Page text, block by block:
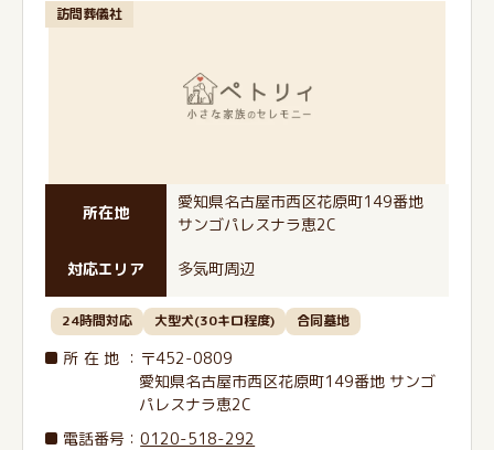
訪問葬儀社
所在地
愛知県名古屋市西区花原町149番地
サンゴパレスナラ恵2C
対応エリア 多気町周辺
24時間対応 大型犬(30キロ程度) 合同墓地
所在地 ：〒452-0809
愛知県名古屋市西区花原町149番地 サンゴ
パレスナラ恵2C
電話番号 ：0120-518-292